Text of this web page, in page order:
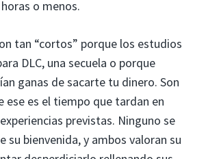
o menos.
tan “cortos” porque los estudios
DLC, una secuela o porque
ganas de sacarte tu dinero. Son
ese es el tiempo que tardan en
previstas. Ninguno se
su bienvenida, y ambos valoran su